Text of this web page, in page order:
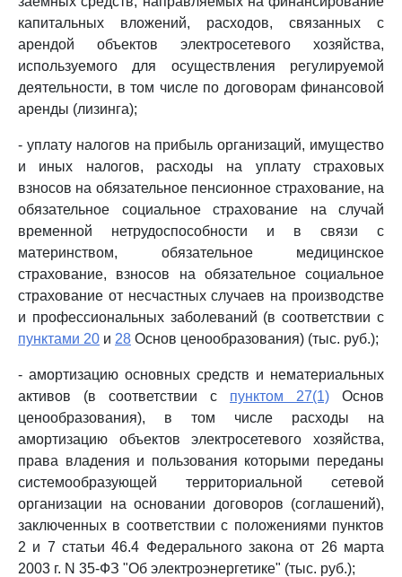
капитальных вложений, расходов, связанных с
арендой объектов электросетевого хозяйства,
используемого для осуществления регулируемой
деятельности, в том числе по договорам финансовой
аренды (лизинга);
- уплату налогов на прибыль организаций, имущество
и иных налогов, расходы на уплату страховых
взносов на обязательное пенсионное страхование, на
обязательное социальное страхование на случай
временной нетрудоспособности и в связи с
материнством, обязательное медицинское
страхование, взносов на обязательное социальное
страхование от несчастных случаев на производстве
и профессиональных заболеваний (в соответствии с
пунктами 20 и 28 Основ ценообразования) (тыс. руб.);
- амортизацию основных средств и нематериальных
активов (в соответствии с пунктом 27(1) Основ
ценообразования), в том числе расходы на
амортизацию объектов электросетевого хозяйства,
права владения и пользования которыми переданы
системообразующей территориальной сетевой
организации на основании договоров (соглашений),
заключенных в соответствии с положениями пунктов
2 и 7 статьи 46.4 Федерального закона от 26 марта
2003 г. N 35-ФЗ "Об электроэнергетике" (тыс. руб.);